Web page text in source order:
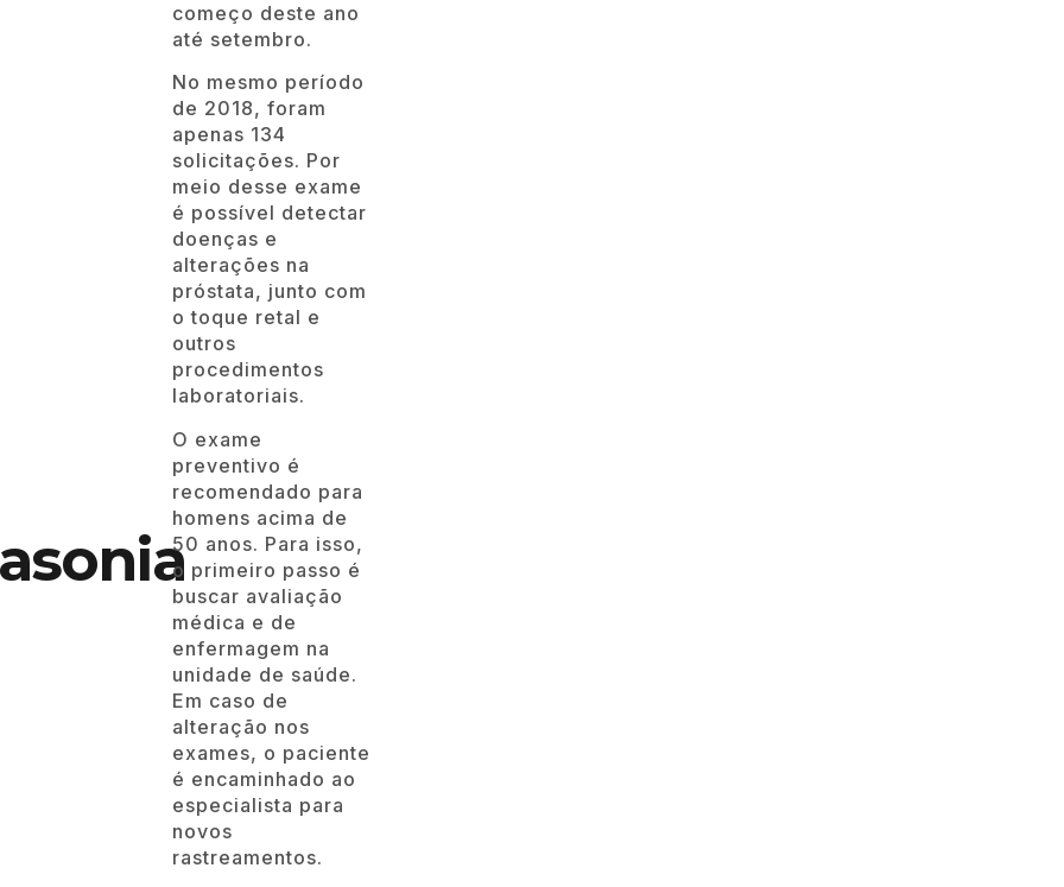
começo deste ano
até setembro.
No mesmo período
de 2018, foram
apenas 134
solicitações. Por
meio desse exame
é possível detectar
doenças e
alterações na
próstata, junto com
o toque retal e
outros
procedimentos
laboratoriais.
O exame
preventivo é
recomendado para
homens acima de
50 anos. Para isso,
o primeiro passo é
buscar avaliação
médica e de
enfermagem na
unidade de saúde.
Em caso de
alteração nos
exames, o paciente
é encaminhado ao
especialista para
novos
rastreamentos.